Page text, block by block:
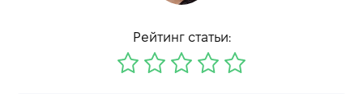
Рейтинг статьи: